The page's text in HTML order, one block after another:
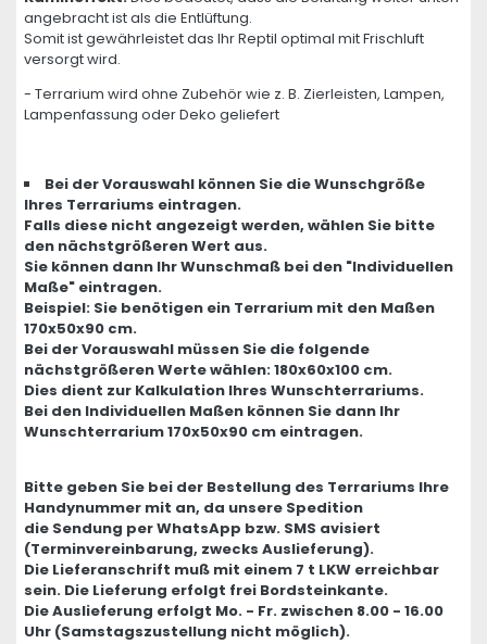
angebracht ist als die Entlüftung.
Somit ist gewährleistet das Ihr Reptil optimal mit Frischluft
versorgt wird.
- Terrarium wird ohne Zubehör wie z. B. Zierleisten, Lampen,
Lampenfassung oder Deko geliefert
Bei der Vorauswahl können Sie die Wunschgröße
Ihres Terrariums eintragen.
Falls diese nicht angezeigt werden, wählen Sie bitte
den nächstgrößeren Wert aus.
Sie können dann Ihr Wunschmaß bei den "Individuellen
Maße" eintragen.
Beispiel: Sie benötigen ein Terrarium mit den Maßen
170x50x90 cm.
Bei der Vorauswahl müssen Sie die folgende
nächstgrößeren Werte wählen: 180x60x100 cm.
Dies dient zur Kalkulation Ihres Wunschterrariums.
Bei den Individuellen Maßen können Sie dann Ihr
Wunschterrarium 170x50x90 cm eintragen.
Bitte geben Sie bei der Bestellung des Terrariums Ihre
Handynummer mit an, da unsere Spedition
die Sendung per WhatsApp bzw. SMS avisiert
(Terminvereinbarung, zwecks Auslieferung).
Die Lieferanschrift muß mit einem 7 t LKW erreichbar
sein. Die Lieferung erfolgt frei Bordsteinkante.
Die Auslieferung erfolgt Mo. - Fr. zwischen 8.00 - 16.00
Uhr (Samstagszustellung nicht möglich).